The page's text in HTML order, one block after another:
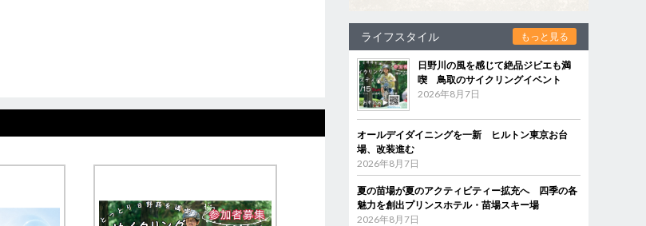
ライフスタイル もっと見る
日野川の風を感じて絶品ジビエも満
喫 鳥取のサイクリングイベント
2026年8月7日
オールデイダイニングを一新 ヒルトン東京お台
場、改装進む
2026年8月7日
夏の苗場が夏のアクティビティー拡充へ 四季の各
魅力を創出プリンスホテル・苗場スキー場
2026年8月7日